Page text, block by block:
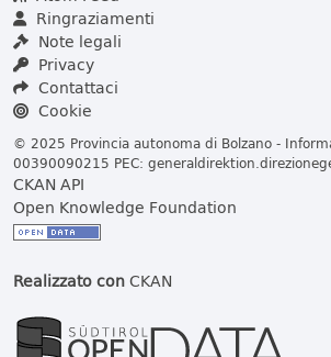
Ringraziamenti
Note legali
Privacy
Contattaci
Cookie
© 2025 Provincia autonoma di Bolzano -
00390090215 PEC:
CKAN API
Open Knowledge Foundation
Realizzato conCKAN